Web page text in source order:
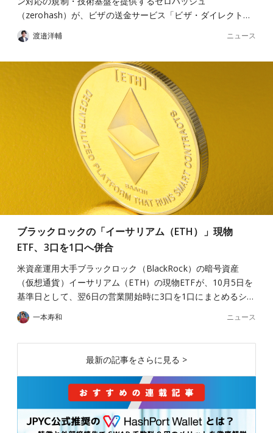
（zerohash）が、ビザの送金サービス「ビザ・ダイレクト…
渡邉洋輔 ニュース
ブラックロックの「イーサリアム（ETH）」現物
ETF、3口を1口へ併合
米資産運用大手ブラックロック（BlackRock）の暗号資産
（仮想通貨）イーサリアム（ETH）の現物ETFが、10月5日を
基準日として、翌6日の営業開始時に3口を1口にまとめるシ…
一本寿和 ニュース
最新の記事をさらに見る >